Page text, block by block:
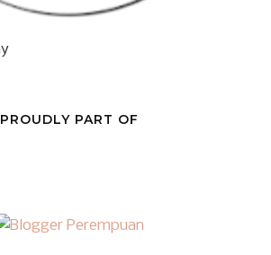
PROUDLY PART OF